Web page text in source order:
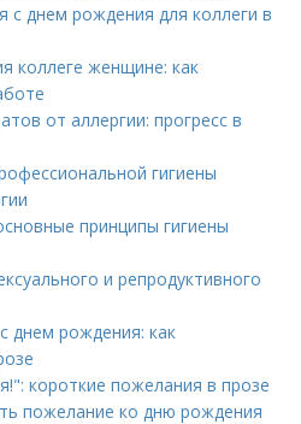
с днем рождения для коллеги в
коллеге женщине: как
от аллергии: прогресс в
гигиены
принципы гигиены
и репродуктивного
днем рождения: как
короткие пожелания в прозе
пожелание ко дню рождения